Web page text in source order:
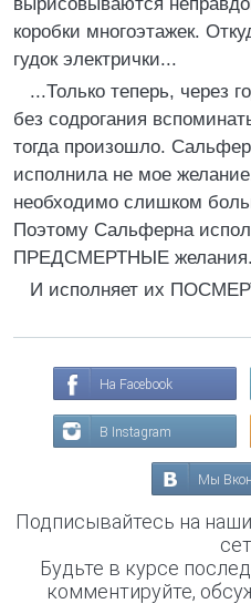
коробки многоэтажек.
гудок электрички...
...Только теперь, через
без содрогания
тогда произошло.
исполнила не мое
необходимо слишком
Поэтому Сальферна
ПРЕДСМЕРТНЫЕ желания.
И исполняет их
На Facebook
В Instagram
Мы
Подписывайтесь на
Будьте в курсе
комментируйте,